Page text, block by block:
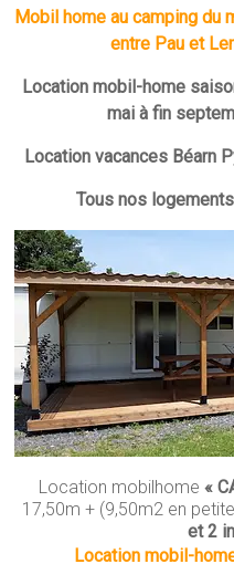
Mobil home au camping du
entre Pau et
Location mobil-home
mai à fin
Location vacances Béarn
Tous nos
Location mobilhome «
17,50m + (9,50m2 en
et 2
Location mobil-